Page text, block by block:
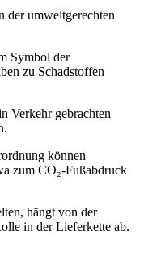
der umweltgerechten
Symbol der
zu Schadstoffen
Verkehr gebrachten
können
zum CO₂-Fußabdruck
hängt von der
in der Lieferkette ab.